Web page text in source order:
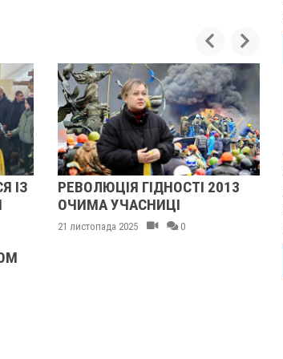
ІЗ
РЕВОЛЮЦІЯ ГІДНОСТІ 2013
ОЧИМА УЧАСНИЦІ
21 листопада 2025 0